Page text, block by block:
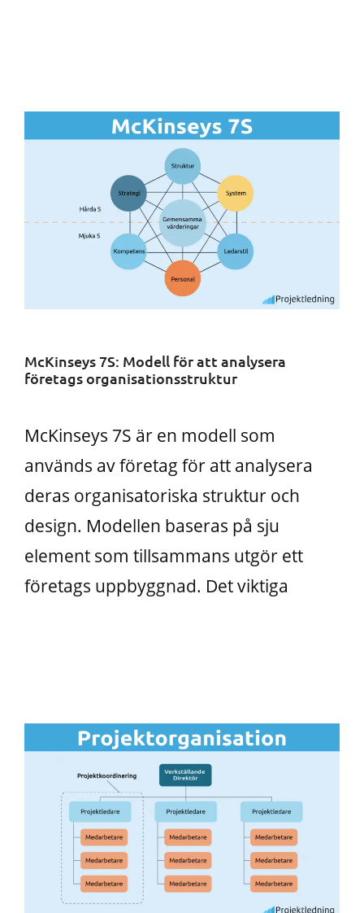
McKinseys 7S: Modell för att analysera
företags organisationsstruktur
McKinseys 7S är en modell som
används av företag för att analysera
deras organisatoriska struktur och
design. Modellen baseras på sju
element som tillsammans utgör ett
företags uppbyggnad. Det viktiga